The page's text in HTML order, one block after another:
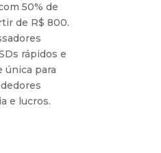
50% de
de R$ 800.
rápidos e
única para
e lucros.